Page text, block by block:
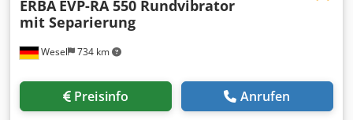
Wesel 734 km
ERBA EVP-RA 550 Rundvibrator
mit Separierung
Preisinfo Anrufen